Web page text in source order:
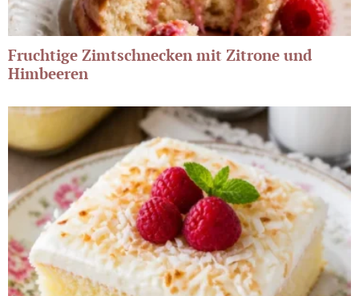
Fruchtige Zimtschnecken mit Zitrone und
Himbeeren